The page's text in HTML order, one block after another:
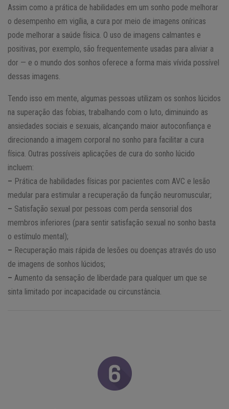
Assim como a prática de habilidades em um sonho pode melhorar
o desempenho em vigília, a cura por meio de imagens oníricas
pode melhorar a saúde física. O uso de imagens calmantes e
positivas, por exemplo, são frequentemente usadas para aliviar a
dor — e o mundo dos sonhos oferece a forma mais vívida possível
dessas imagens.
Tendo isso em mente, algumas pessoas utilizam os sonhos lúcidos
na superação das fobias, trabalhando com o luto, diminuindo as
ansiedades sociais e sexuais, alcançando maior autoconfiança e
direcionando a imagem corporal no sonho para facilitar a cura
física. Outras possíveis aplicações de cura do sonho lúcido
incluem:
– Prática de habilidades físicas por pacientes com AVC e lesão
medular para estimular a recuperação da função neuromuscular;
– Satisfação sexual por pessoas com perda sensorial dos
membros inferiores (para sentir satisfação sexual no sonho basta
o estímulo mental);
– Recuperação mais rápida de lesões ou doenças através do uso
de imagens de sonhos lúcidos;
– Aumento da sensação de liberdade para qualquer um que se
sinta limitado por incapacidade ou circunstância.